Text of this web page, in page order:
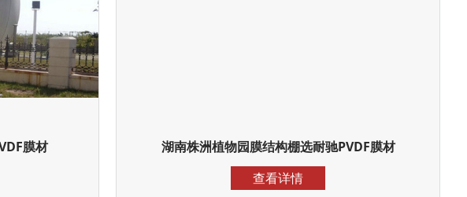
膜材
湖南株洲植物园膜结构棚选耐驰PVDF膜材
查看详情